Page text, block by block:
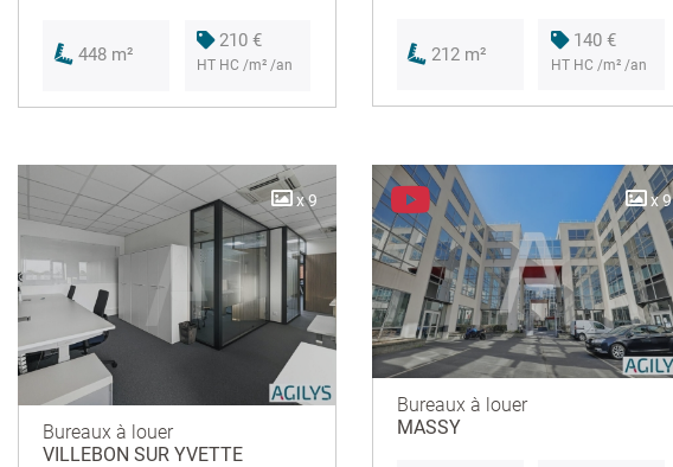
448 m²
210 €
HT HC /m² /an
212 m²
140 €
HT HC /m² /an
x 9
Bureaux à louer
VILLEBON SUR YVETTE
x 9
Bureaux à louer
MASSY